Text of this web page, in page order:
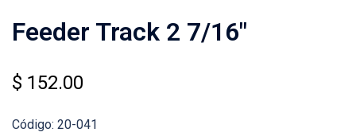
Feeder Track 2 7/16″
$ 152.00
Código: 20-041